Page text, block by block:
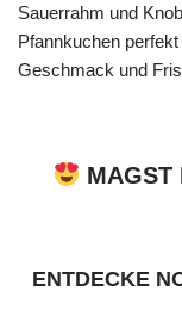
Sauerrahm und
Pfannkuchen
Geschmack und
MAGST
ENTDECKE